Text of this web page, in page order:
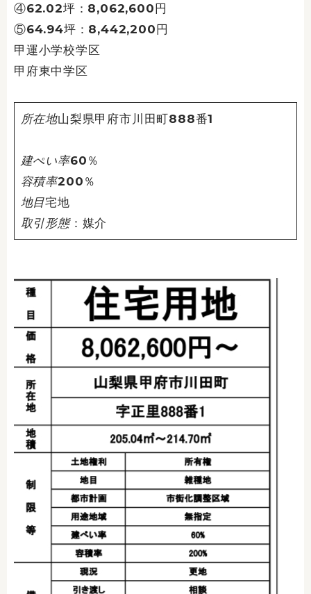
④62.02坪：8,062,600円
⑤64.94坪：8,442,200円
甲運小学校学区
甲府東中学区
所在地山梨県甲府市川田町888番1
建ぺい率60％
容積率200％
地目宅地
取引形態：媒介